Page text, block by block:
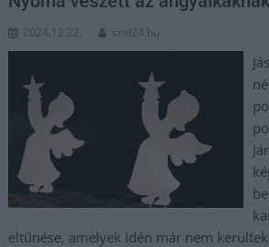
2024.12.22. szol24.hu
eltűnése, amelyek idén már nem